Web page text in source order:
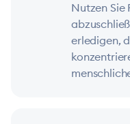
Nutzen Sie
erledigen,